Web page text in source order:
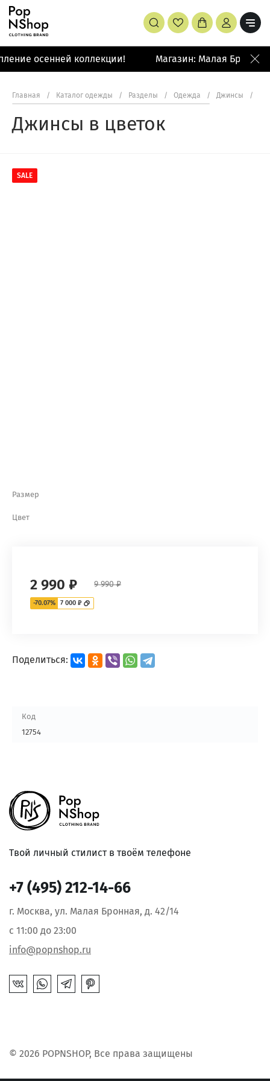
осенней коллекции! Магазин: Малая Бронная
Главная / Каталог одежды / Разделы / Одежда / Джинсы /
Джинсы в цветок
SALE
Размер
Цвет
2 990 ₽ 9 990 ₽
-70.07% 7 000 ₽
Поделиться:
Код
12754
Твой личный стилист в твоём телефоне
© 2026 POPNSHOP, Все права защищены
+7 (495) 212-14-66
г. Москва, ул. Малая Бронная, д. 42/14
с 11:00 до 23:00
info@popnshop.ru